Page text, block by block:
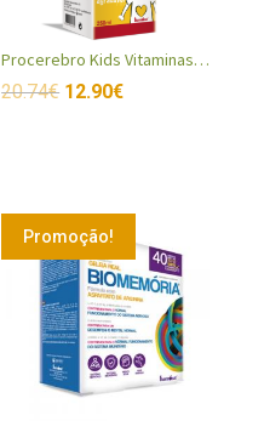
Procerebro Kids Vitaminas e Minerais
20.74€ 12.90€
Promoção!